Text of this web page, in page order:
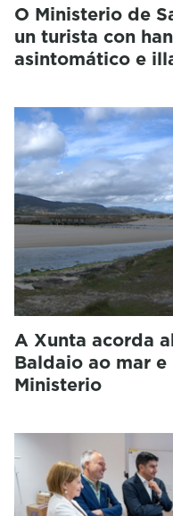
O Ministerio de
un turista con
asintomático e
A Xunta acorda
Baldaio ao mar
Ministerio